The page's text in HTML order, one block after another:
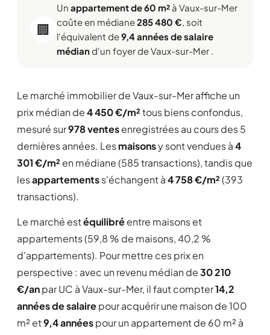
🏢
Un appartement de 60 m² à Vaux-sur-Mer
coûte en médiane285 480 €, soit
l'équivalent de9,4 années de salaire
médiand'un foyer de Vaux-sur-Mer .
Le marché immobilier de Vaux-sur-Mer affiche un
prix médian de4 450 €/m²tous biens confondus,
mesuré sur978 ventesenregistrées au cours des 5
dernières années. Lesmaisonsy sont vendues à4
301 €/m² en médiane (585 transactions), tandis que
lesappartementss'échangent à4 758 €/m²(393
transactions).
Le marché estéquilibréentre maisons et
appartements (59,8 % de maisons, 40,2 %
d'appartements). Pour mettre ces prix en
perspective : avec un revenu médian de30 210
€/anpar UC à Vaux-sur-Mer, il faut compter14,2
années de salairepour acquérir une maison de 100
m² et9,4 annéespour un appartement de 60 m² à